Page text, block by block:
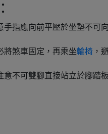
手指應向前平壓於坐墊不可
將煞車固定，再乘坐輪椅 ，
意不可雙腳直接站立於腳踏